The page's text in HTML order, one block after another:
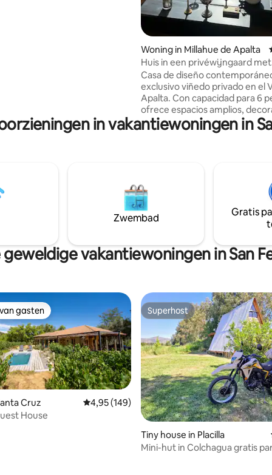
Woning in Millahue de Apalta
Huis in een privéwijngaard met
panoramisch uitzicht
Casa de diseño
exclusivo viñedo privado en el
Apalta. Con capacidad para 6
ofrece espacios amplios,
elegante y ventanales de
con vistas espectaculares a
experiencia premium en total
A minutos de los principales
como viña Montes, Clos de
muchos más. A dos minutos del
restaurante fuegos de Apalta.
in vakantiewoningen in
Zwembad
Gratis
vakantiewoningen in San
van 4,91 op 5, 47 recensies
gasten
gasten
Cruz Gemiddelde beoordeling van 4,95 op 5, 149
4,95 (149)
House
Superhost
Superhost
Tiny house in Placilla
Mini-hut in Colchagua gratis